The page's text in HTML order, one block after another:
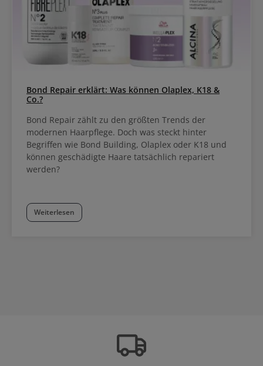
Bond Repair erklärt: Was können Olaplex, K18 &
Co.?
Bond Repair zählt zu den größten Trends der
modernen Haarpflege. Doch was steckt hinter
Begriffen wie Bond Building, Olaplex oder K18 und
können geschädigte Haare tatsächlich repariert
werden?
Weiterlesen